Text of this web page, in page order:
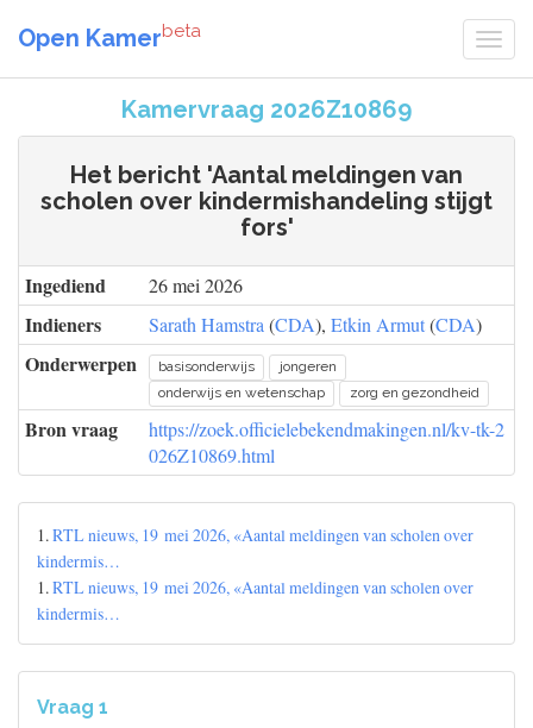
Open Kamerbeta
Kamervraag 2026Z10869
Het bericht 'Aantal meldingen van
scholen over kindermishandeling stijgt
fors'
Ingediend 26 mei 2026
Indieners Sarath Hamstra (CDA), Etkin Armut(CDA)
Onderwerpen basisonderwijs
jongeren
onderwijs en wetenschap
zorg en gezondheid
Bron vraag
https://zoek.officielebekendmakingen.nl/kv-tk-2
026Z10869.html
1.RTL nieuws, 19 mei 2026, «Aantal meldingen van scholen over
kindermis…
1.RTL nieuws, 19 mei 2026, «Aantal meldingen van scholen over
kindermis…
Vraag 1